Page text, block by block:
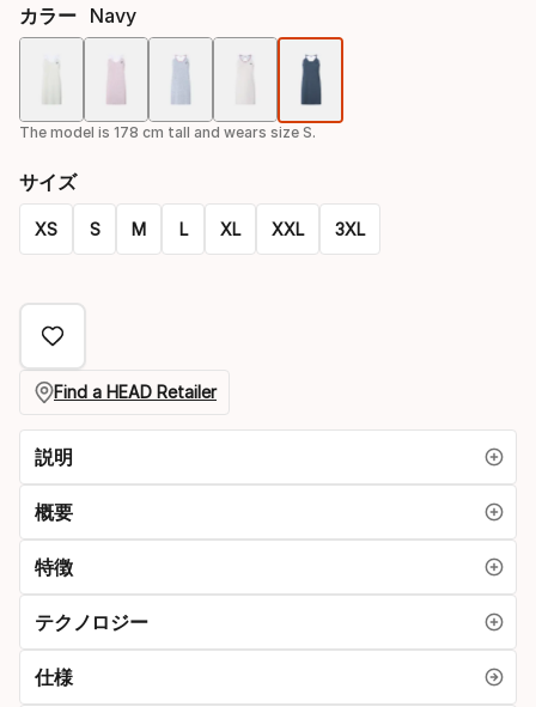
カラー Navy
シ
ョ
The model is 178 cm tall and wears size S.
サイズ
XS S M L XL XXL 3XL
オ
シ
ョ
ン
Find a HEAD Retailer
説明
概要
特徴
テクノロジー
仕様